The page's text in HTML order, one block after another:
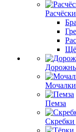
Расчёски
Мочалки
Пемза
Скребки